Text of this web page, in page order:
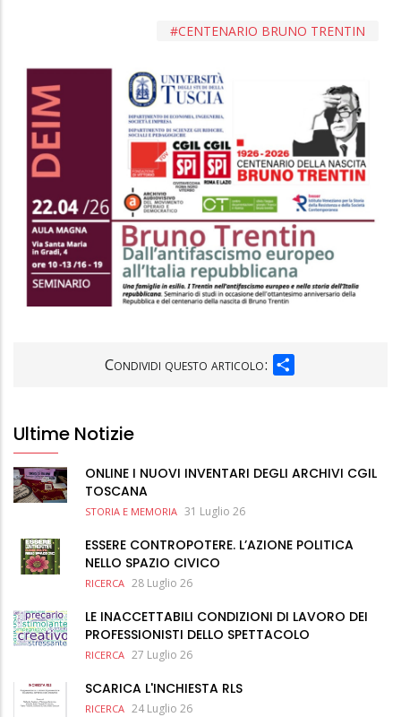
CENTENARIO BRUNO TRENTIN
Condividi questo articolo:
Ultime Notizie
ONLINE I NUOVI INVENTARI DEGLI ARCHIVI CGIL
TOSCANA
STORIA E MEMORIA 31 Luglio 26
ESSERE CONTROPOTERE. L’AZIONE POLITICA
NELLO SPAZIO CIVICO
RICERCA 28 Luglio 26
LE INACCETTABILI CONDIZIONI DI LAVORO DEI
PROFESSIONISTI DELLO SPETTACOLO
RICERCA 27 Luglio 26
SCARICA L'INCHIESTA RLS
RICERCA 24 Luglio 26